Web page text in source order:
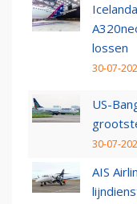
lossen
30-07-
US-
30-07-
AIS